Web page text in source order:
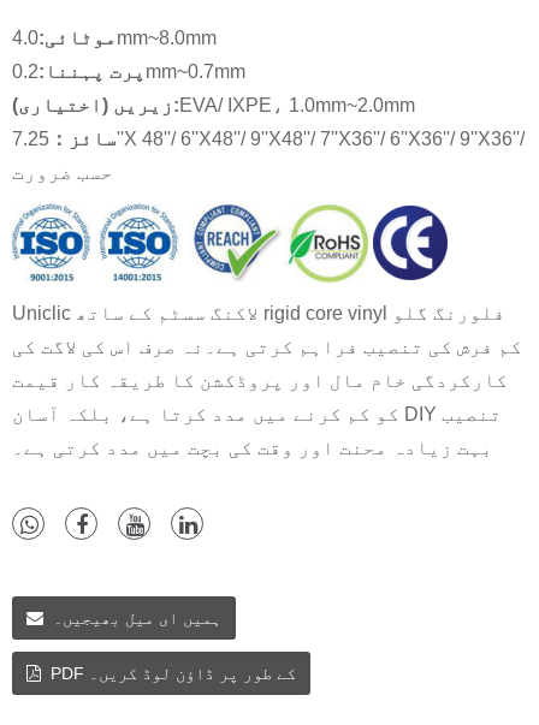
موٹائی: 4.0mm~8.0mm
پرت پہننا: 0.2mm~0.7mm
زیریں (اختیاری):EVA/ IXPE، 1.0mm~2.0mm
سائز
：
7.25''X 48''/ 6''X48''/ 9''X48''/ 7''X36''/ 6''X36''/ 9''X36''/
حسب ضرورت
Uniclic لاکنگ سسٹم کے ساتھ rigid core vinyl فلورنگ گلو
کم فرش کی تنصیب فراہم کرتی ہے۔نہ صرف اس کی لاگت کی
کارکردگی خام مال اور پروڈکشن کا طریقہ کار قیمت
کو کم کرنے میں مدد کرتا ہے، بلکہ آسان DIY تنصیب
بہت زیادہ محنت اور وقت کی بچت میں مدد کرتی ہے۔
ہمیں ای میل بھیجیں۔
PDF کے طور پر ڈاؤن لوڈ کریں۔